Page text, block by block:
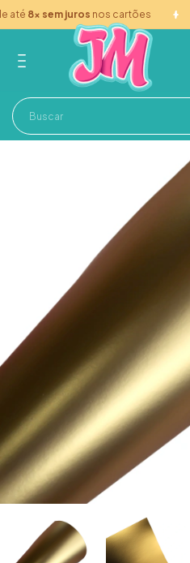
8x sem jurosnos cartões